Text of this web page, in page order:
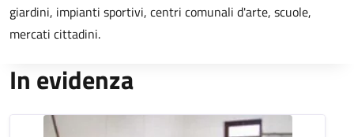
giardini, impianti sportivi, centri comunali d'arte, scuole,
mercati cittadini.
In evidenza